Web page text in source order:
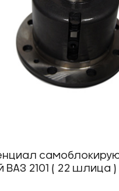
ВАЗ 2101 ( 22 шлица )